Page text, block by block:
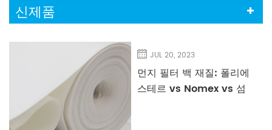
신제품
JUL 20, 2023
먼지 필터 백 재질: 폴리에
스테르 vs Nomex vs 섬